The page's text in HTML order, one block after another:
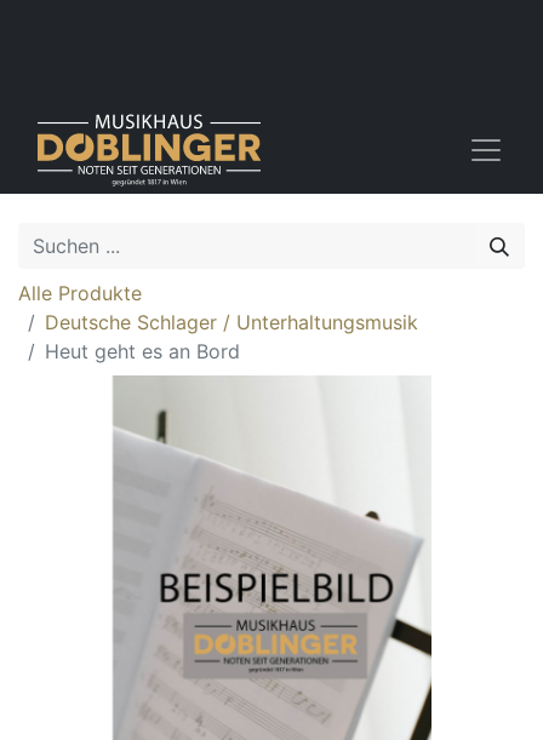
Alle Produkte
Deutsche Schlager / Unterhaltungsmusik
Heut geht es an Bord